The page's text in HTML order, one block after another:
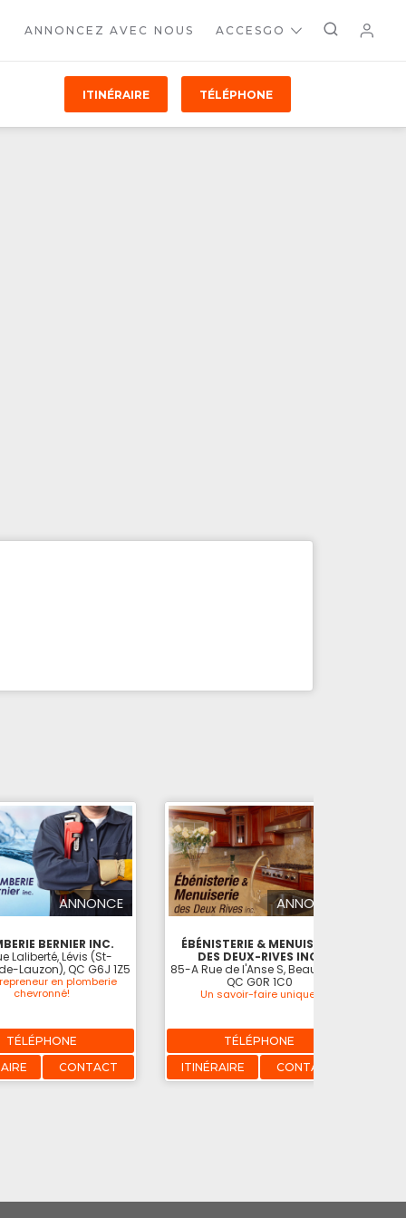
ANNONCEZ AVEC NOUS ACCESGO
ITINÉRAIRE TÉLÉPHONE
ANNONCE
BERNIER INC.
Laliberté, Lévis (St-
Lauzon), QC G6J 1Z5
en plomberie
chevronné!
TÉLÉPHONE
CONTACT
ANNONCE
ÉBÉNISTERIE & MENUISERIE
DES DEUX-RIVES INC.
85-A Rue de l'Anse S, Beaumont,
QC G0R 1C0
Un savoir-faire unique!
TÉLÉPHONE
ITINÉRAIRE
CONTACT